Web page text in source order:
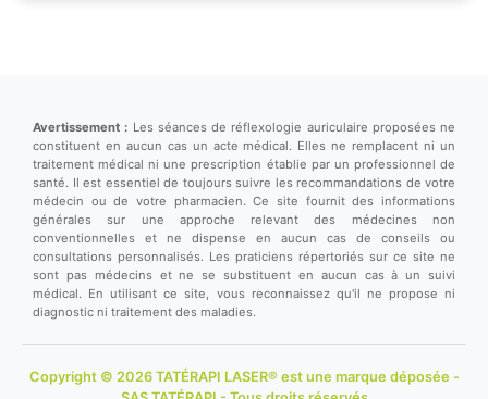
Avertissement : Les séances de réflexologie auriculaire proposées ne
constituent en aucun cas un acte médical. Elles ne remplacent ni un
traitement médical ni une prescription établie par un professionnel de
santé. Il est essentiel de toujours suivre les recommandations de votre
médecin ou de votre pharmacien. Ce site fournit des informations
générales sur une approche relevant des médecines non
conventionnelles et ne dispense en aucun cas de conseils ou
consultations personnalisés. Les praticiens répertoriés sur ce site ne
sont pas médecins et ne se substituent en aucun cas à un suivi
médical. En utilisant ce site, vous reconnaissez qu'il ne propose ni
diagnostic ni traitement des maladies.
Copyright © 2026 TATÉRAPI LASER® est une marque déposée -